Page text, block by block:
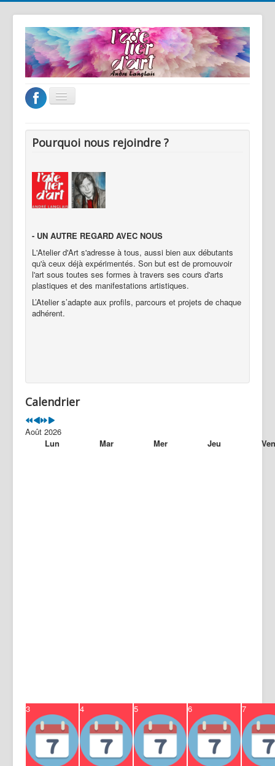
Basculer
Accueil
L'atelier d'art
Les cours
Les stages
Galerie
Tarifs & inscriptions
Evènements passés
Nous contacter
Pourquoi nous rejoindre ?
- UN AUTRE REGARD AVEC NOUS
L'Atelier d'Art s'adresse à tous, aussi bien aux débutants
qu'à ceux déjà expérimentés. Son but est de promouvoir
l'art sous toutes ses formes à travers ses cours d'arts
plastiques et des manifestations artistiques.
L’Atelier s’adapte aux profils, parcours et projets de chaque
adhérent.
Calendrier
Août 2026
Lun
Mar Mer Jeu Ven
3 4 5 6 7